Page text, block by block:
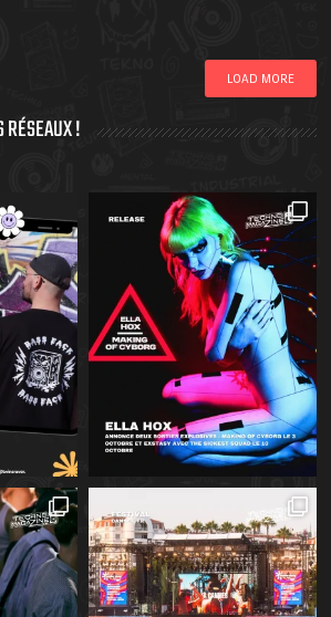
LOAD MORE
!